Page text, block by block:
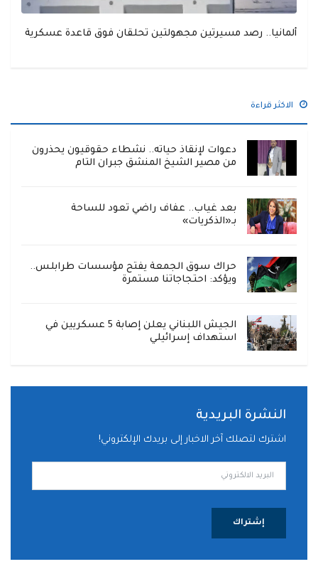
ألمانيا.. رصد مسيرتين مجهولتين تحلقان فوق قاعدة عسكرية
الاكثر قراءة
دعوات لإنقاذ حياته.. نشطاء حقوقيون يحذرون
من مصير الشيخ المنشق جبران التام
بعد غياب.. عفاف راضي تعود للساحة
بـ«الذكريات»
حراك سوق الجمعة يفتح مؤسسات طرابلس..
ويؤكد: احتجاجاتنا مستمرة
الجيش اللبناني يعلن إصابة 5 عسكريين في
استهداف إسرائيلي
النشرة البريدية
اشترك لتصلك آخر الاخبار إلى بريدك الإلكتروني!
إشتراك